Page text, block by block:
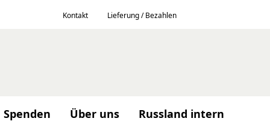
Spenden Über uns Russland intern
Kontakt Lieferung / Bezahlen